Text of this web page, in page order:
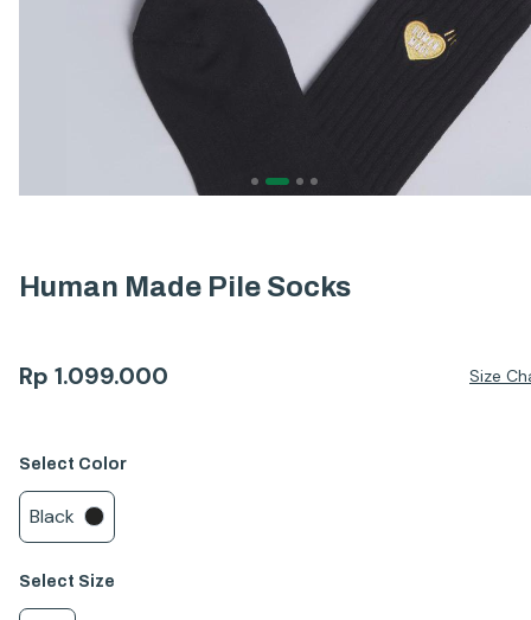
Human Made Pile Socks
Rp 1.099.000 Size
Select Color
Black
Select Size